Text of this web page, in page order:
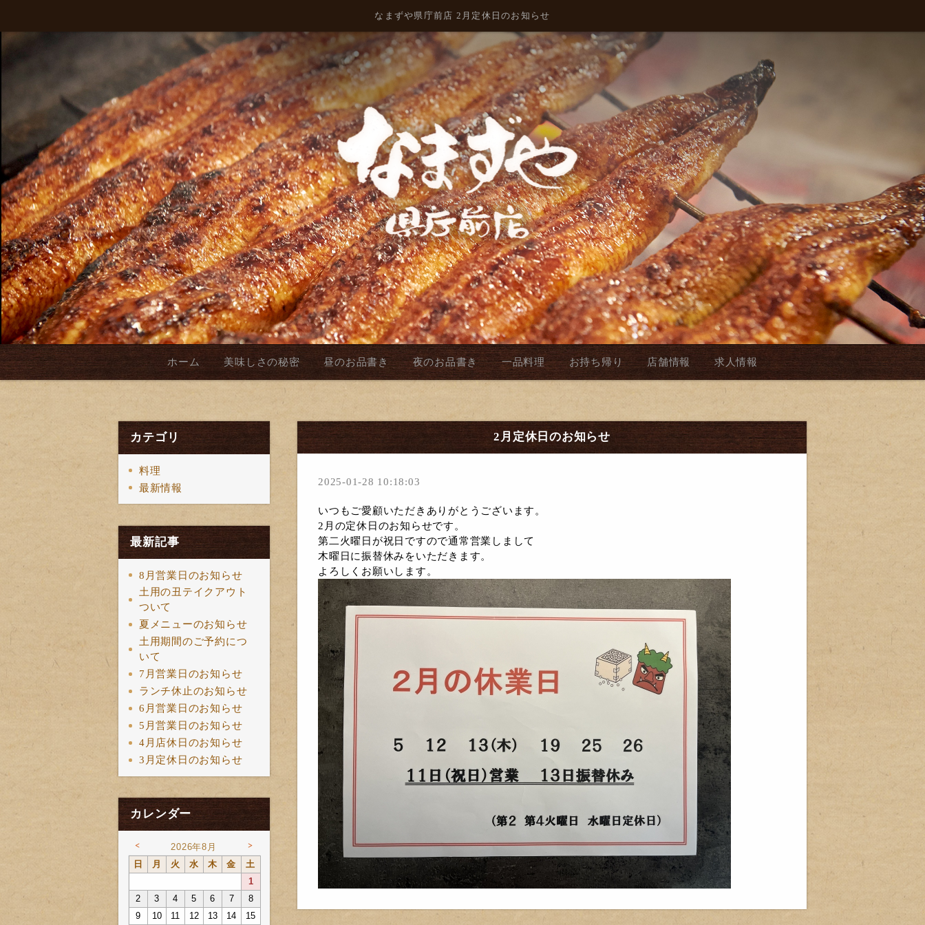
なまずや県庁前店 2月定休日のお知らせ
ホーム 美味しさの秘密 昼のお品書き 夜のお品書き 一品料理 お持ち帰り 店舗情報 求人情報
カテゴリ
料理
最新情報
最新記事
8月営業日のお知らせ
土用の丑テイクアウト
ついて
夏メニューのお知らせ
土用期間のご予約につ
いて
7月営業日のお知らせ
ランチ休止のお知らせ
6月営業日のお知らせ
5月営業日のお知らせ
4月店休日のお知らせ
3月定休日のお知らせ
カレンダー
< 2026年8月 >
日 月 火 水 木 金
土
1
2
3 4 5 6 7
8
9
10 11 12 13 14 15
2月定休日のお知らせ
2025-01-28 10:18:03
いつもご愛顧いただきありがとうございます。
2月の定休日のお知らせです。
第二火曜日が祝日ですので通常営業しまして
木曜日に振替休みをいただきます。
よろしくお願いします。